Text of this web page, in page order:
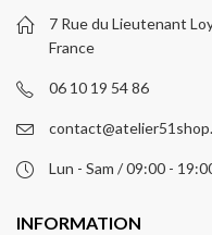
7 Rue du Lieutenant
France
06 10 19 54 86
Lun - Sam / 09:00 -
INFORMATION